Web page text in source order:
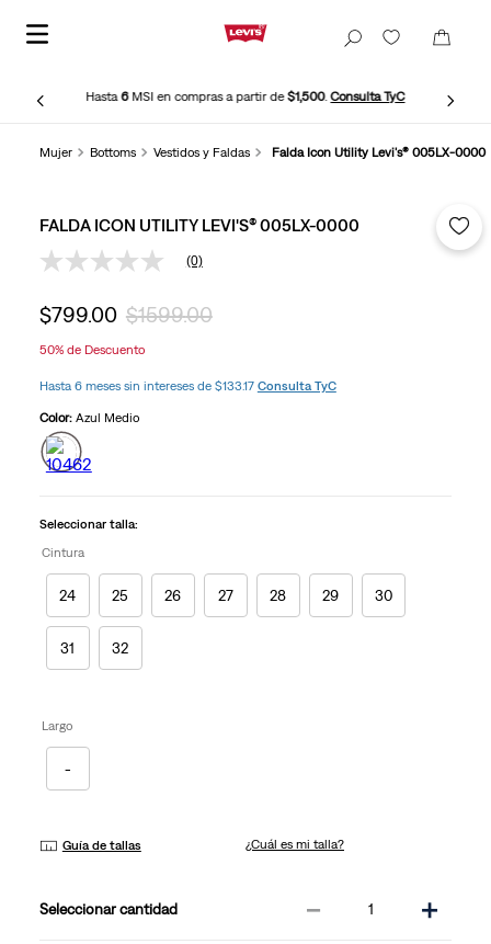
Hasta6MSI en compras a partir de$1,500.Consulta TyC
Mujer Bottoms Vestidos y Faldas Falda Icon Utility Levi's® 005LX-0000
FALDA ICON UTILITY LEVI'S® 005LX-0000
Sin
Enlace
en
misma
(0)
$799.00 $1599.00
50%de Descuento
Hasta 6 meses sin intereses de $133.17 Consulta TyC
Color: Azul Medio
Seleccionar talla:
Cintura
24 25 26 27 28 29 30
31 32
Largo
-
Guía de tallas ¿Cuál es mi talla?
cantidad ＋
－